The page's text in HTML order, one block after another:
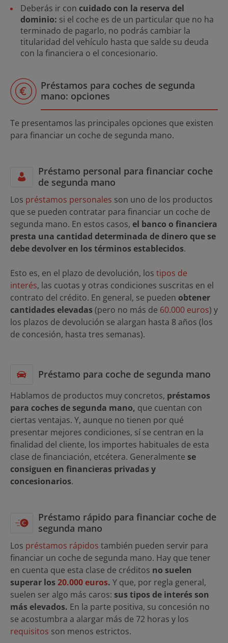
Deberás ir con cuidado con la reserva del
dominio: si el coche es de un particular que no ha
terminado de pagarlo, no podrás cambiar la
titularidad del vehículo hasta que salde su deuda
con la financiera o el concesionario.
Préstamos para coches de segunda
mano: opciones
Te presentamos las principales opciones que existen
para financiar un coche de segunda mano.
Préstamo personal para financiar coche
de segunda mano
Los préstamos personales son uno de los productos
que se pueden contratar para financiar un coche de
segunda mano. En estos casos, el banco o financiera
presta una cantidad determinada de dinero que se
debe devolver en los términos establecidos.
Esto es, en el plazo de devolución, los tipos de
interés, las cuotas y otras condiciones suscritas en el
contrato del crédito. En general, se pueden obtener
cantidades elevadas(pero no más de 60.000 euros) y
los plazos de devolución se alargan hasta 8 años (los
de concesión, hasta tres semanas).
Préstamo para coche de segunda mano
Hablamos de productos muy concretos, préstamos
para coches de segunda mano, que cuentan con
ciertas ventajas. Y, aunque no tienen por qué
presentar mejores condiciones, sí se centran en la
finalidad del cliente, los importes habituales de esta
clase de financiación, etcétera. Generalmente se
consiguen en financieras privadas y
concesionarios.
Préstamo rápido para financiar coche de
segunda mano
Los préstamos rápidos también pueden servir para
financiar un coche de segunda mano. Hay que tener
en cuenta que esta clase de créditos no suelen
superar los20.000 euros. Y que, por regla general,
suelen ser algo más caros: sus tipos de interés son
más elevados. En la parte positiva, su concesión no
se acostumbra a alargar más de 72 horas y los
requisitos son menos estrictos.